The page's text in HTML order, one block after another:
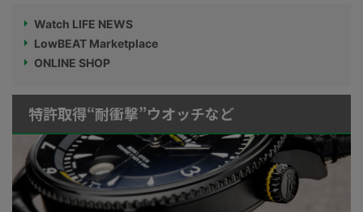
Watch LIFE NEWS
LowBEAT Marketplace
ONLINE SHOP
特許取得“耐衝撃”ウオッチなど